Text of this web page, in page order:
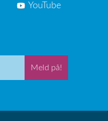
YouTube
Meld på!